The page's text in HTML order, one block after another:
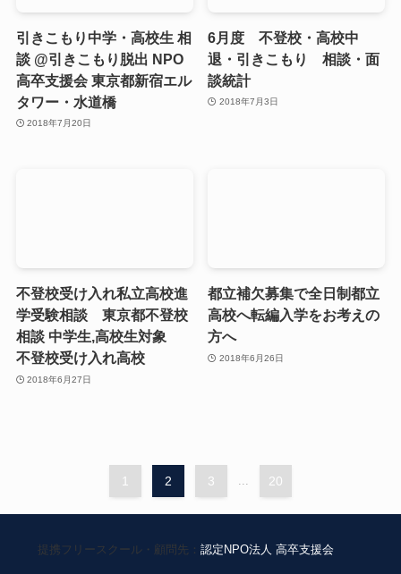
引きこもり中学・高校生 相
談 @引きこもり脱出 NPO
高卒支援会 東京都新宿エル
タワー・水道橋
2018年7月20日
6月度 不登校・高校中
退・引きこもり 相談・面
談統計
2018年7月3日
不登校受け入れ私立高校進
学受験相談 東京都不登校
相談 中学生,高校生対象
不登校受け入れ高校
2018年6月27日
都立補欠募集で全日制都立
高校へ転編入学をお考えの
方へ
2018年6月26日
1 2 3 20
提携フリースクール・顧問先： 認定NPO法人 高卒支援会